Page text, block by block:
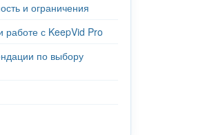
и ограничения
с KeepVid Pro
по выбору